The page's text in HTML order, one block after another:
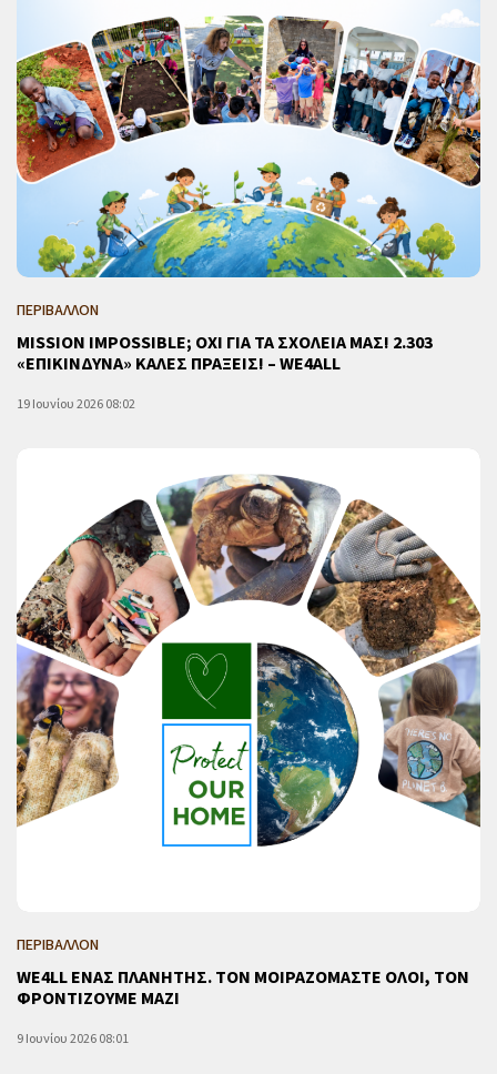
ΠΕΡΙΒΑΛΛΟΝ
MISSION IMPOSSIBLE; ΟΧΙ ΓΙΑ ΤΑ ΣΧΟΛΕΙΑ ΜΑΣ! 2.303
«ΕΠΙΚΙΝΔΥΝΑ» ΚΑΛΕΣ ΠΡΑΞΕΙΣ! – WE4ALL
19 Ιουνίου 2026 08:02
ΠΕΡΙΒΑΛΛΟΝ
WE4LL ΕΝΑΣ ΠΛΑΝΗΤΗΣ. ΤΟΝ ΜΟΙΡΑΖΟΜΑΣΤΕ ΟΛΟΙ, ΤΟΝ
ΦΡΟΝΤΙΖΟΥΜΕ ΜΑΖΙ
9 Ιουνίου 2026 08:01